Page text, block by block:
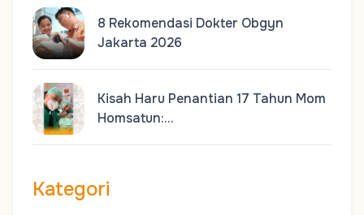
8 Rekomendasi Dokter Obgyn
Jakarta 2026
Kisah Haru Penantian 17 Tahun Mom
Homsatun:…
Kategori